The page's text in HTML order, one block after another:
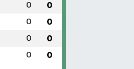
0 0
0 0
0 0
0 0